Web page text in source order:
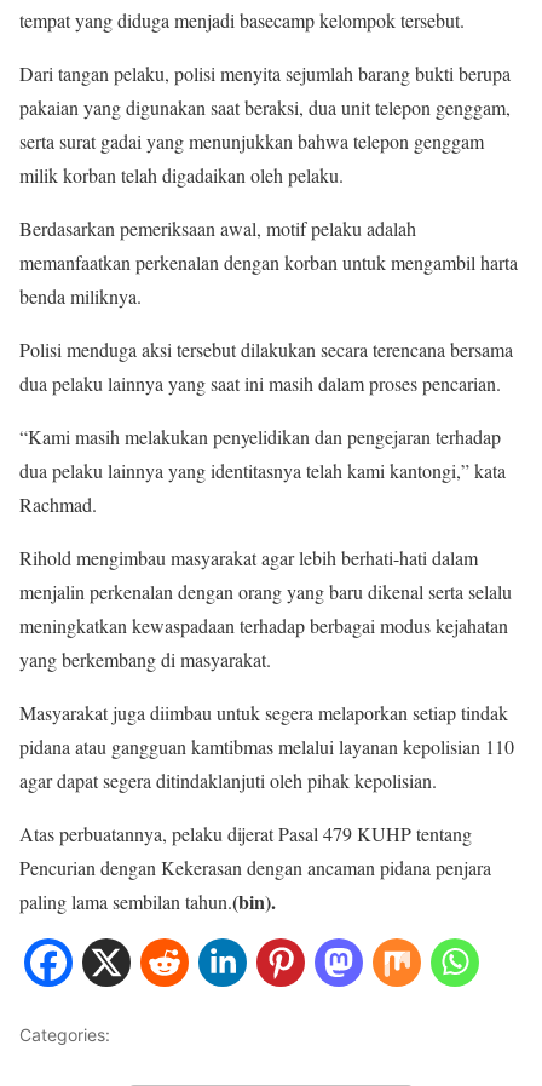
tempat yang diduga menjadi basecamp kelompok tersebut.
Dari tangan pelaku, polisi menyita sejumlah barang bukti berupa
pakaian yang digunakan saat beraksi, dua unit telepon genggam,
serta surat gadai yang menunjukkan bahwa telepon genggam
milik korban telah digadaikan oleh pelaku.
Berdasarkan pemeriksaan awal, motif pelaku adalah
memanfaatkan perkenalan dengan korban untuk mengambil harta
benda miliknya.
Polisi menduga aksi tersebut dilakukan secara terencana bersama
dua pelaku lainnya yang saat ini masih dalam proses pencarian.
“Kami masih melakukan penyelidikan dan pengejaran terhadap
dua pelaku lainnya yang identitasnya telah kami kantongi,” kata
Rachmad.
Rihold mengimbau masyarakat agar lebih berhati-hati dalam
menjalin perkenalan dengan orang yang baru dikenal serta selalu
meningkatkan kewaspadaan terhadap berbagai modus kejahatan
yang berkembang di masyarakat.
Masyarakat juga diimbau untuk segera melaporkan setiap tindak
pidana atau gangguan kamtibmas melalui layanan kepolisian 110
agar dapat segera ditindaklanjuti oleh pihak kepolisian.
Atas perbuatannya, pelaku dijerat Pasal 479 KUHP tentang
Pencurian dengan Kekerasan dengan ancaman pidana penjara
paling lama sembilan tahun.(bin).
Categories: